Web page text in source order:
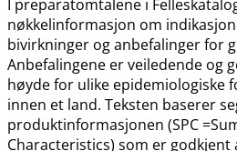
I preparatomtalene i
nøkkelinformasjon om
bivirkninger og anbefalinger for
Anbefalingene er veiledende og
høyde for ulike epidemiologiske
innen et land. Teksten baserer
produktinformasjonen (SPC
Characteristics) som er godkjent